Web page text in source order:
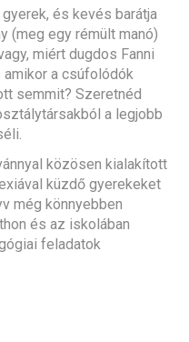
és kevés barátja
(meg egy rémült manó)
miért dugdos Fanni
a csúfolódók
semmit? Szeretnéd
a legjobb
közösen kialakított
küzdő gyerekeket
még könnyebben
és az iskolában
feladatok